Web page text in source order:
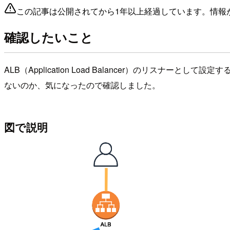
この記事は公開されてから1年以上経過しています。情
確認したいこと
ALB（Application Load Balancer）のリスナーとして設定す
ないのか、気になったので確認しました。
図で説明